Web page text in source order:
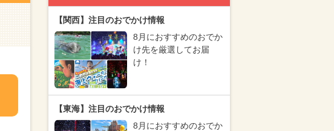
【関西】注目のおでかけ情報
8月におすすめのおでか
け先を厳選してお届
け！
【東海】注目のおでかけ情報
8月におすすめのおでか